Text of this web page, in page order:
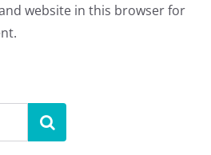
website in this browser for
Search